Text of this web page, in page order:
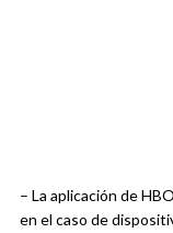
– La aplicación de
en el caso de